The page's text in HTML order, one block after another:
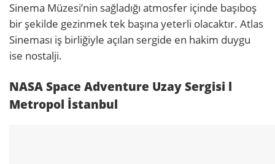
Sinema Müzesi’nin sağladığı atmosfer içinde başıboş
bir şekilde gezinmek tek başına yeterli olacaktır. Atlas
Sineması iş birliğiyle açılan sergide en hakim duygu
ise nostalji.
NASA Space Adventure Uzay Sergisi l
Metropol İstanbul